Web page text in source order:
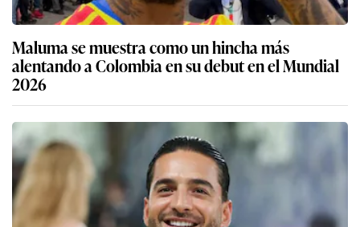
Maluma se muestra como un hincha más
alentando a Colombia en su debut en el Mundial
2026